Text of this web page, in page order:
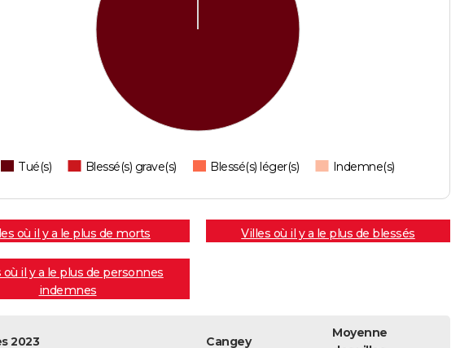
Tué(s) Blessé(s) grave(s) Blessé(s) léger(s) Indemne(s)
où il y a le plus de morts Villes où il y a le plus de blessés
où il y a le plus de personnes
indemnes
2023 Cangey
Moyenne